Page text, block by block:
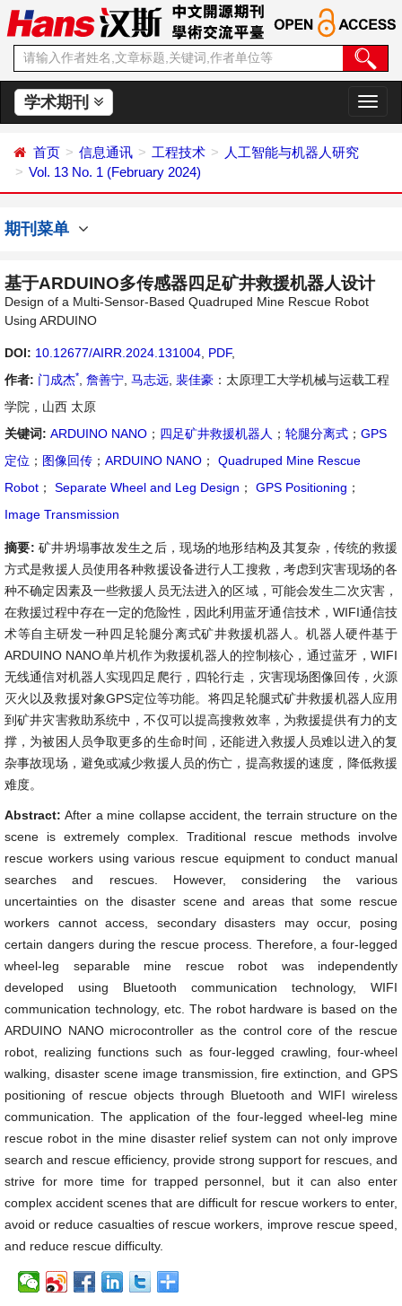
学术期刊
切
换
首页 信息通讯 工程技术
人工智能与机器人研究
Vol. 13 No. 1 (February 2024)
期刊菜单
基于ARDUINO多传感器四足矿井救援机器人设计
Design of a Multi-Sensor-Based Quadruped Mine Rescue Robot
Using ARDUINO
DOI: 10.12677/AIRR.2024.131004 PDF,
作者: 门成杰* 詹善宁 马志远 裴佳豪 ：太原理工大学机械与运载工程
学院，山西 太原
关键词: ARDUINO NANO ； 四足矿井救援机器人 ； 轮腿分离式 ； GPS
定位 ； 图像回传 ； ARDUINO NANO ；
Quadruped Mine Rescue
Robot ； Separate Wheel and Leg Design ； GPS Positioning ；
Image Transmission
摘要: 矿井坍塌事故发生之后，现场的地形结构及其复杂，传统的救援
方式是救援人员使用各种救援设备进行人工搜救，考虑到灾害现场的各
种不确定因素及一些救援人员无法进入的区域，可能会发生二次灾害，
在救援过程中存在一定的危险性，因此利用蓝牙通信技术，WIFI通信技
术等自主研发一种四足轮腿分离式矿井救援机器人。机器人硬件基于
ARDUINO NANO单片机作为救援机器人的控制核心，通过蓝牙，WIFI
无线通信对机器人实现四足爬行，四轮行走，灾害现场图像回传，火源
灭火以及救援对象GPS定位等功能。将四足轮腿式矿井救援机器人应用
到矿井灾害救助系统中，不仅可以提高搜救效率，为救援提供有力的支
撑，为被困人员争取更多的生命时间，还能进入救援人员难以进入的复
杂事故现场，避免或减少救援人员的伤亡，提高救援的速度，降低救援
难度。
Abstract:After a mine collapse accident, the terrain structure on the
scene is extremely complex. Traditional rescue methods involve
rescue workers using various rescue equipment to conduct manual
searches and rescues. However, considering the various
uncertainties on the disaster scene and areas that some rescue
workers cannot access, secondary disasters may occur, posing
certain dangers during the rescue process. Therefore, a four-legged
wheel-leg separable mine rescue robot was independently
developed using Bluetooth communication technology, WIFI
communication technology, etc. The robot hardware is based on the
ARDUINO NANO microcontroller as the control core of the rescue
robot, realizing functions such as four-legged crawling, four-wheel
walking, disaster scene image transmission, fire extinction, and GPS
positioning of rescue objects through Bluetooth and WIFI wireless
communication. The application of the four-legged wheel-leg mine
rescue robot in the mine disaster relief system can not only improve
search and rescue efficiency, provide strong support for rescues, and
strive for more time for trapped personnel, but it can also enter
complex accident scenes that are difficult for rescue workers to enter,
avoid or reduce casualties of rescue workers, improve rescue speed,
and reduce rescue difficulty.